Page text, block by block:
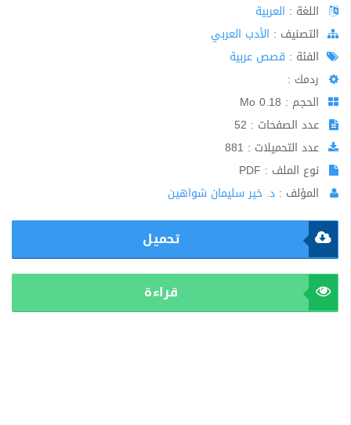
اللغة : العربية
اﻟﺘﺼﻨﻴﻒ : الأدب العربي
الفئة : قصص عربية
ردمك :
الحجم : 0.18 Mo
عدد الصفحات : 52
عدد التحميلات : 881
نوع الملف : PDF
المؤلف : د. خير سليمان شواهين
تحميل
قراءة